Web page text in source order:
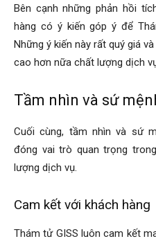
Bên cạnh những phản hồi
hàng có ý kiến góp ý để
Những ý kiến này rất quý giá
cao hơn nữa chất lượng dịch
Tầm nhìn và sứ
Cuối cùng, tầm nhìn và sứ
đóng vai trò quan trọng
lượng dịch vụ.
Cam kết với khách hàng
Thám tử GISS luôn cam kết